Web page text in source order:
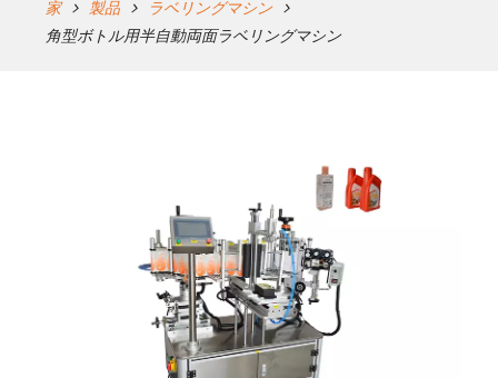
家 製品
ラベリングマシン
角型ボトル用半自動両面ラベリングマシン